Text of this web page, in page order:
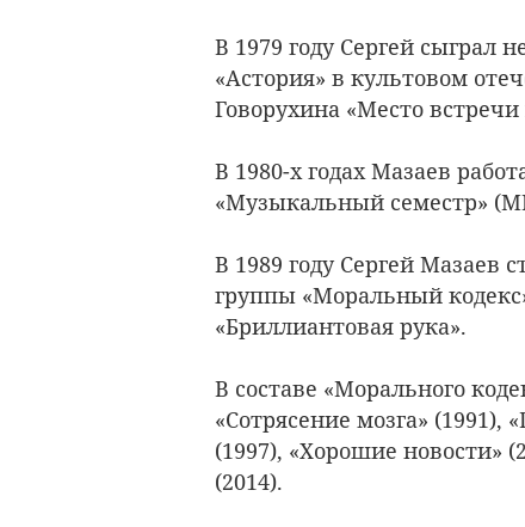
В 1979 году Сергей сыграл
«Астория» в культовом
Говорухина «Место
В 1980-х годах Мазаев
«Музыкальный семестр»
В 1989 году Сергей Мазаев
группы «Моральный
«Бриллиантовая рука».
В составе «Морального
«Сотрясение мозга» (1991),
(1997), «Хорошие новости»
(2014).